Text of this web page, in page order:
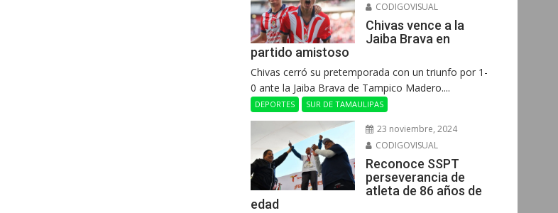
CODIGOVISUAL
Chivas vence a la
Jaiba Brava en
partido amistoso
Chivas cerró su pretemporada con un triunfo por 1-
0 ante la Jaiba Brava de Tampico Madero....
DEPORTES SUR DE TAMAULIPAS
23 noviembre, 2024
CODIGOVISUAL
Reconoce SSPT
perseverancia de
atleta de 86 años de
edad